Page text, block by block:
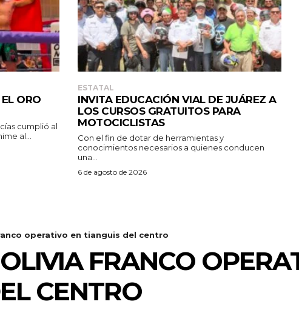
ORO
al...
ESTATAL
INVITA EDUCACIÓN VIAL DE JUÁREZ A
LOS CURSOS GRATUITOS PARA
MOTOCICLISTAS
Con el fin de dotar de herramientas y
conocimientos necesarios a quienes conducen
una...
6 de agosto de 2026